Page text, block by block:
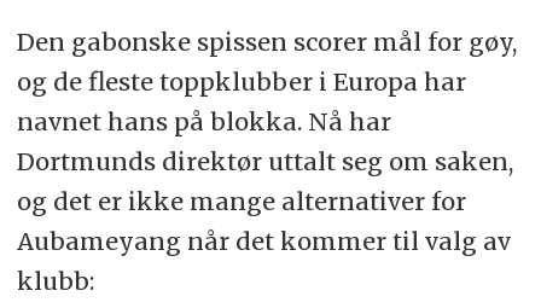
Den gabonske spissen scorer mål for gøy,
og de fleste toppklubber i Europa har
navnet hans på blokka. Nå har
Dortmunds direktør uttalt seg om saken,
og det er ikke mange alternativer for
Aubameyang når det kommer til valg av
klubb: